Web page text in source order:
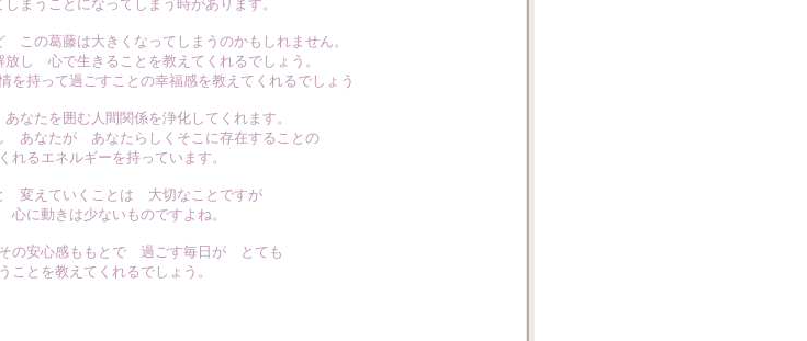
まうことになってしまう時があります。
この葛藤は大きくなってしまうのかもしれません。
し 心で生きることを教えてくれるでしょう。
持って過ごすことの幸福感を教えてくれるでしょう
たを囲む人間関係を浄化してくれます。
あなたが あなたらしくそこに存在することの
れるエネルギーを持っています。
変えていくことは 大切なことですが
に動きは少ないものですよね。
の安心感ももとで 過ごす毎日が とても
ことを教えてくれるでしょう。